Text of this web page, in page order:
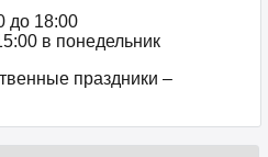
до 18:00
в понедельник
праздники –